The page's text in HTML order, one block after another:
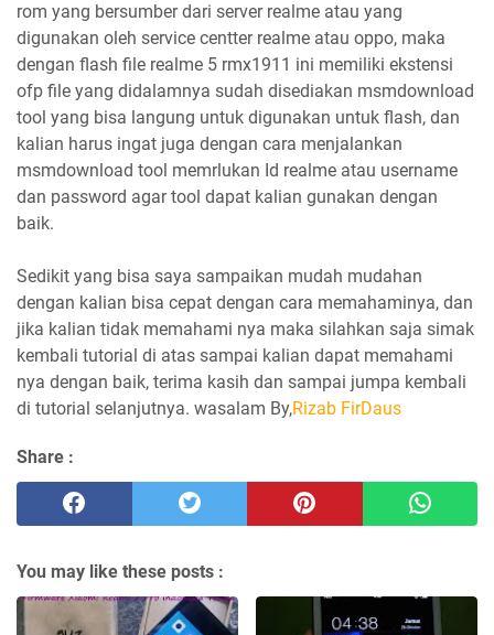
rom yang bersumber dari server realme atau yang
digunakan oleh service centter realme atau oppo, maka
dengan flash file realme 5 rmx1911 ini memiliki ekstensi
ofp file yang didalamnya sudah disediakan msmdownload
tool yang bisa langung untuk digunakan untuk flash, dan
kalian harus ingat juga dengan cara menjalankan
msmdownload tool memrlukan Id realme atau username
dan password agar tool dapat kalian gunakan dengan
baik.
Sedikit yang bisa saya sampaikan mudah mudahan
dengan kalian bisa cepat dengan cara memahaminya, dan
jika kalian tidak memahami nya maka silahkan saja simak
kembali tutorial di atas sampai kalian dapat memahami
nya dengan baik, terima kasih dan sampai jumpa kembali
di tutorial selanjutnya. wasalam By,Rizab FirDaus
Share :
You may like these posts :